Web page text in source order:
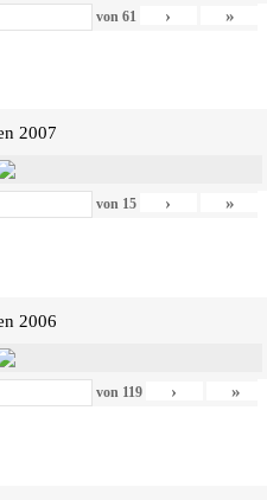
von 61 › »
2007
von 15 › »
2006
von 119 › »